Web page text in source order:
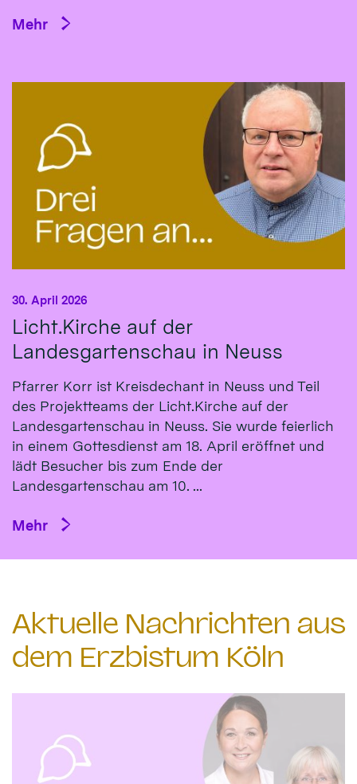
Mehr
Licht.Kirche auf der
Landesgartenschau in Neuss
30. April 2026
Pfarrer Korr ist Kreisdechant in Neuss und Teil
des Projektteams der Licht.Kirche auf der
Landesgartenschau in Neuss. Sie wurde feierlich
in einem Gottesdienst am 18. April eröffnet und
lädt Besucher bis zum Ende der
Landesgartenschau am 10. ...
Mehr
Aktuelle Nachrichten aus
dem Erzbistum Köln